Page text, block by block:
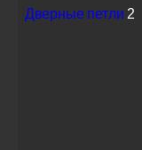
Дверные петли 2